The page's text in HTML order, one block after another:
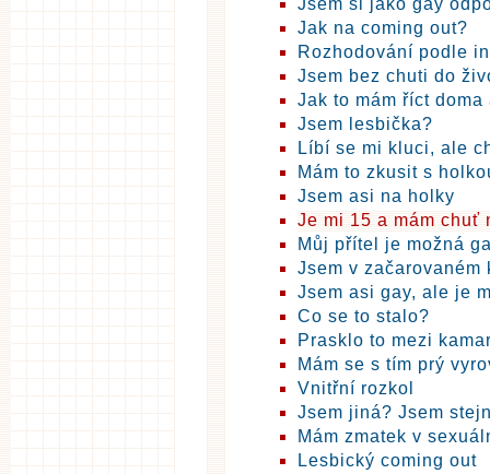
Jsem si jako gay
Jak na coming out?
Rozhodování podle
Jsem bez chuti do
Jak to mám říct doma
Jsem lesbička?
Líbí se mi kluci, ale
Mám to zkusit s
Jsem asi na holky
Je mi 15 a mám chuť
Můj přítel je možná
Jsem v začarovaném
Jsem asi gay, ale je
Co se to stalo?
Prasklo to mezi
Mám se s tím prý
Vnitřní rozkol
Jsem jiná? Jsem
Mám zmatek v
Lesbický coming out